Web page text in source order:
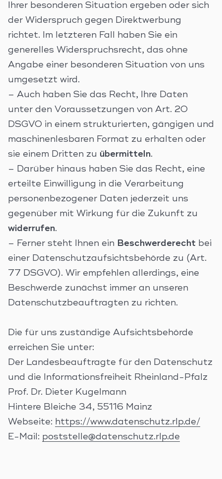
Ihrer besonderen Situation ergeben oder sich
der Widerspruch gegen Direktwerbung
richtet. Im letzteren Fall haben Sie ein
generelles Widerspruchsrecht, das ohne
Angabe einer besonderen Situation von uns
umgesetzt wird.
– Auch haben Sie das Recht, Ihre Daten
unter den Voraussetzungen von Art. 20
DSGVO in einem strukturierten, gängigen und
maschinenlesbaren Format zu erhalten oder
sie einem Dritten zu übermitteln.
– Darüber hinaus haben Sie das Recht, eine
erteilte Einwilligung in die Verarbeitung
personenbezogener Daten jederzeit uns
gegenüber mit Wirkung für die Zukunft zu
widerrufen.
– Ferner steht Ihnen ein Beschwerderecht bei
einer Datenschutzaufsichtsbehörde zu (Art.
77 DSGVO). Wir empfehlen allerdings, eine
Beschwerde zunächst immer an unseren
Datenschutzbeauftragten zu richten.
Die für uns zuständige Aufsichtsbehörde
erreichen Sie unter:
Der Landesbeauftragte für den Datenschutz
und die Informationsfreiheit Rheinland-Pfalz
Prof. Dr. Dieter Kugelmann
Hintere Bleiche 34, 55116 Mainz
Webseite: https://www.datenschutz.rlp.de/
E-Mail: poststelle@datenschutz.rlp.de